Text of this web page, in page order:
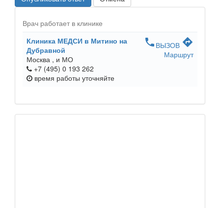
Врач работает в клинике
Клиника МЕДСИ в Митино на
Дубравной
Москва , и МО
+7 (495) 0 193 262
время работы уточняйте
phone ВЫЗОВ directions
Маршрут